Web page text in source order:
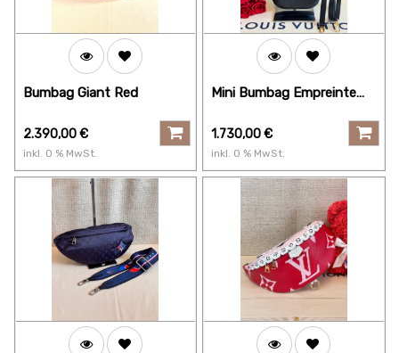
Bumbag Giant Red
2.390,00€
inkl. 0 % MwSt.
Mini Bumbag Empreinte
1.730,00€
inkl. 0 % MwSt.